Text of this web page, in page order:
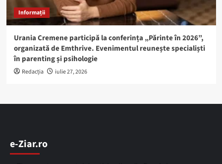
Informații
Urania Cremene participă la conferința „Părinte în 2026”,
organizată de Emthrive. Evenimentul reunește specialiști
în parenting și psihologie
Redacția iulie 27, 2026
e-Ziar.ro